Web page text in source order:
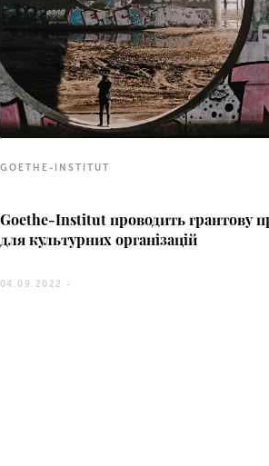
GOETHE-INSTITUT
Goethe-Institut проводить грантову
для культурних організацій
04.09.2022 -